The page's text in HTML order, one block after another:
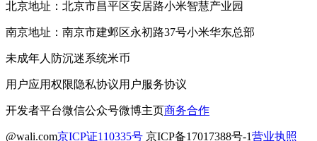
北京地址：北京市昌平区安居路小米智慧产业园
南京地址：南京市建邺区永初路37号小米华东总部
未成年人防沉迷系统米币
用户应用权限隐私协议用户服务协议
开发者平台微信公众号微博主页商务合作
@wali.com京ICP证110335号 京ICP备17017388号-1营业执照